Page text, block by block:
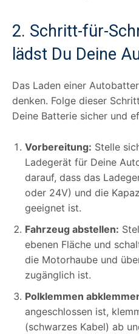
2. Schritt-für-
lädst Du Deine
Das Laden einer
denken. Folge dieser
Deine Batterie sicher und
Vorbereitung: Stelle
Ladegerät für Deine
darauf, dass das
oder 24V) und die
geeignet ist.
Fahrzeug abstellen:
ebenen Fläche und
die Motorhaube und
zugänglich ist.
Polklemmen
angeschlossen ist,
(schwarzes Kabel) ab